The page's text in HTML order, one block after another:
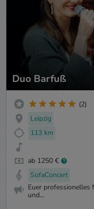
Duo Barfuß
(2)
Leipzig
113 km
ab 1250 €
SofaConcert
Euer professionelles
und...